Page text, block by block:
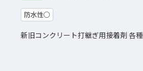
防水性○
新旧コンクリート打継ぎ用接着剤 各種